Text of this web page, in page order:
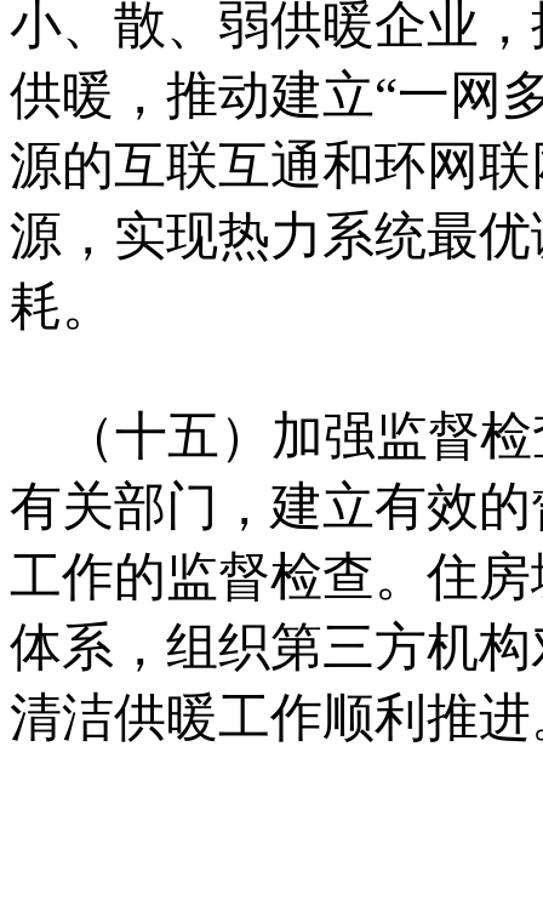
小、散、弱供暖企业
供暖，推动建立“一网
源的互联互通和环网
源，实现热力系统最
耗。
（十五）加强监督检
有关部门，建立有效
工作的监督检查。住
体系，组织第三方机
清洁供暖工作顺利推进